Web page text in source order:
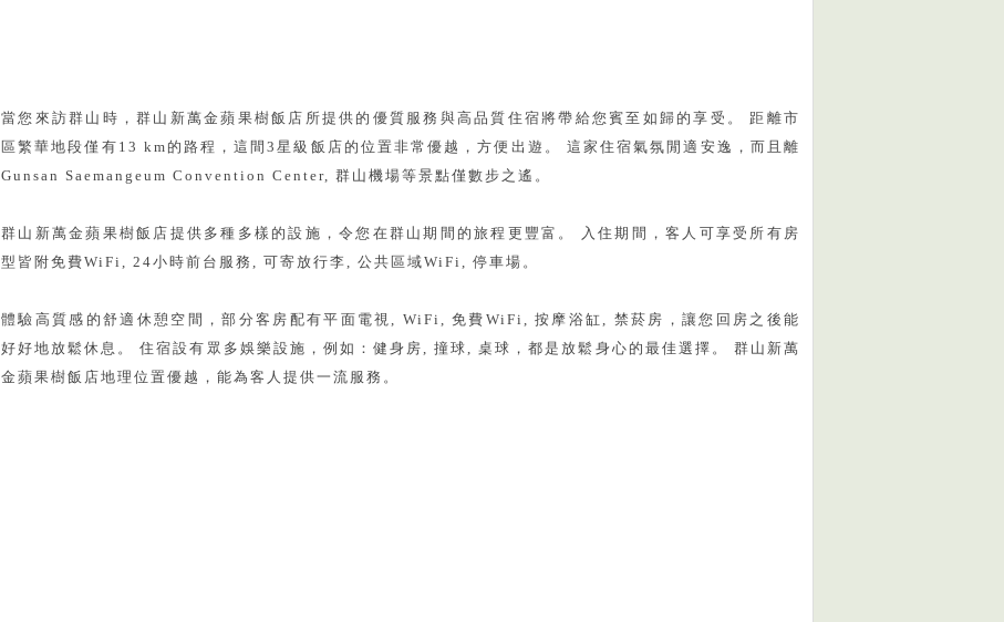
當您來訪群山時，群山新萬金蘋果樹飯店所提供的優質服務與高品質住宿將帶給您賓至如歸的享受。 距離市
區繁華地段僅有13 km的路程，這間3星級飯店的位置非常優越，方便出遊。 這家住宿氣氛閒適安逸，而且離
Gunsan Saemangeum Convention Center, 群山機場等景點僅數步之遙。
群山新萬金蘋果樹飯店提供多種多樣的設施，令您在群山期間的旅程更豐富。 入住期間，客人可享受所有房
型皆附免費WiFi, 24小時前台服務, 可寄放行李, 公共區域WiFi, 停車場。
體驗高質感的舒適休憩空間，部分客房配有平面電視, WiFi, 免費WiFi, 按摩浴缸, 禁菸房，讓您回房之後能
好好地放鬆休息。 住宿設有眾多娛樂設施，例如：健身房, 撞球, 桌球，都是放鬆身心的最佳選擇。 群山新萬
金蘋果樹飯店地理位置優越，能為客人提供一流服務。